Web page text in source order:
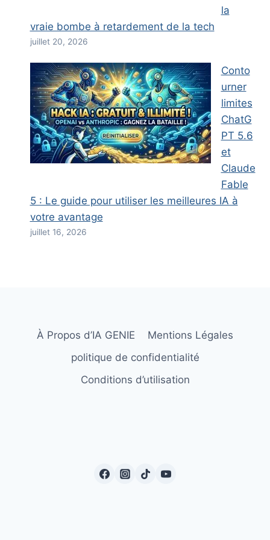
la
vraie bombe à retardement de la tech
juillet 20, 2026
Conto
urner
limites
ChatG
PT 5.6
et
Claude
Fable
5 : Le guide pour utiliser les meilleures IA à
votre avantage
juillet 16, 2026
À Propos d’IA GENIE
Mentions Légales
politique de confidentialité
Conditions d’utilisation